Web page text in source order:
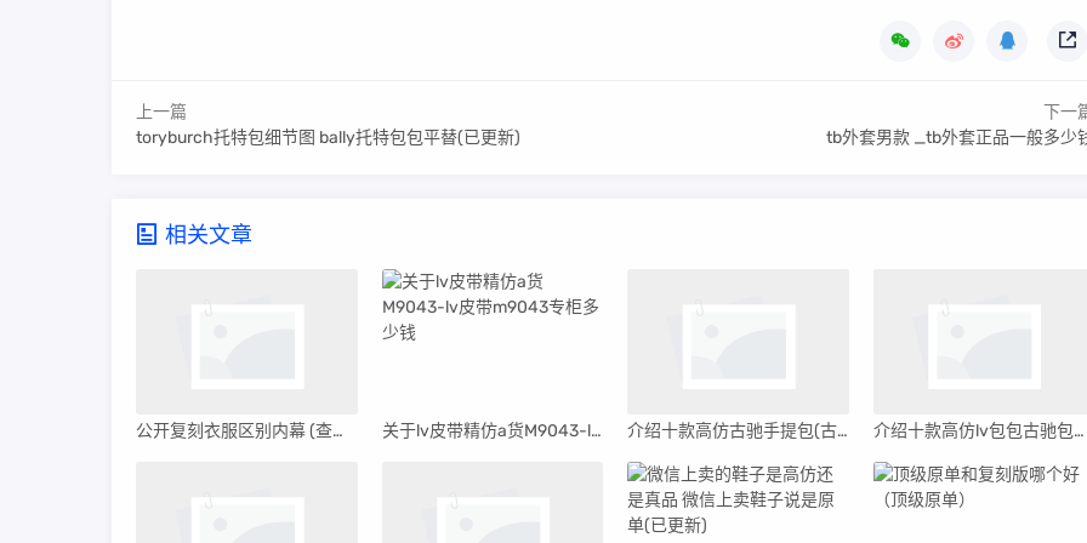
上一篇
toryburch托特包细节图 bally托特包包平替(已更新)
下一
tb外套男款 _tb外套正品一般多少
相关文章
公开复刻衣服区别内幕 (查结果) 关于lv皮带精仿a货M9043-lv皮带m9043专柜多少钱 介绍十款高仿古驰手提包(古驰手提包里面的搭扣作用) 介绍十款高仿lv包包古驰包包(广州有卖lv包或者古驰包吗)